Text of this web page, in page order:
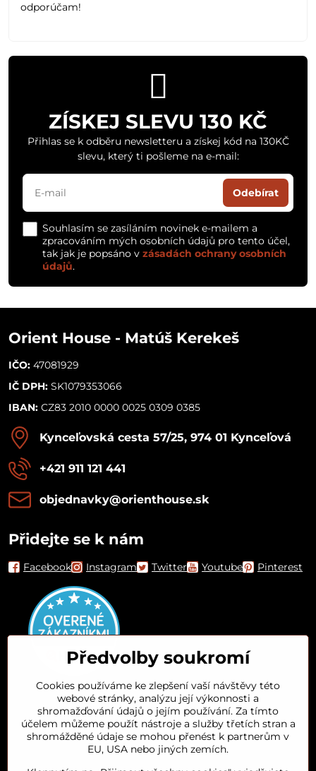
odporúčam!
ZÍSKEJ SLEVU 130 KČ
Přihlas se k odběru newsletteru a získej kód na 130KČ
slevu, který ti pošleme na e-mail:
Odebírat
Souhlasím se zasíláním novinek e-mailem a
zpracováním mých osobních údajů pro tento účel,
tak jak je popsáno v zásadách ochrany osobních
údajů.
Orient House - Matúš Kerekeš
IČO: 47081929
IČ DPH: SK1079353066
IBAN: CZ83 2010 0000 0025 0309 0385
Kynceľovská cesta 57/25, 974 01 Kynceľová
+421 911 121 441
objednavky​@orienthouse​.sk
Přidejte se k nám
Facebook Instagram Twitter Youtube Pinterest
Orient House
Arganový olej
Předvolby soukromí
Cookies používáme ke zlepšení vaší návštěvy této
webové stránky, analýzu její výkonnosti a
shromažďování údajů o jejím používání. Za tímto
účelem můžeme použít nástroje a služby třetích stran a
shromážděné údaje se mohou přenést k partnerům v
EU, USA nebo jiných zemích.